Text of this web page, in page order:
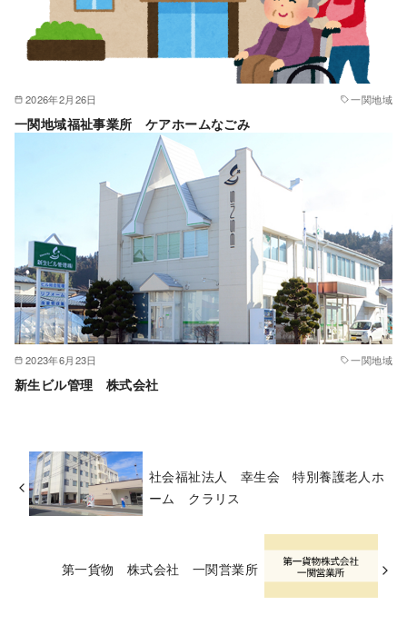
2026年2月26日 一関地域
一関地域福祉事業所 ケアホームなごみ
2023年6月23日 一関地域
新生ビル管理 株式会社
社会福祉法人 幸生会 特別養護老人ホ
ーム クラリス
第一貨物 株式会社 一関営業所